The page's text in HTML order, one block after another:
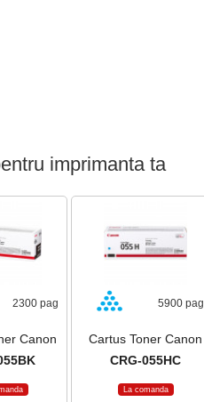
imprimanta ta
2300 pag
Canon
5900 pag
Cartus Toner Canon
CRG-055HC
La comanda